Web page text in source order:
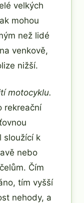
velkých
mohou
než lidé
venkově,
nižší.
motocyklu.
rekreační
sloužící k
nebo
Čím
tím vyšší
nehody, a